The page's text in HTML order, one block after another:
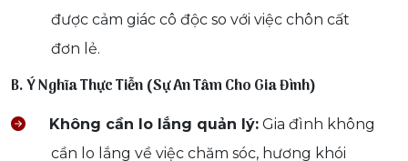
được cảm giác cô độc so với việc chôn cất
đơn lẻ.
B. Ý Nghĩa Thực Tiễn (Sự An Tâm Cho Gia Đình)
Không cần lo lắng quản lý: Gia đình không
cần lo lắng về việc chăm sóc, hương khói